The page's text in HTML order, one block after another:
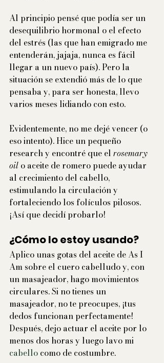
Al principio pensé que podía ser un
desequilibrio hormonal o el efecto
del estrés (las que han emigrado me
entenderán, jajaja, nunca es fácil
llegar a un nuevo país). Pero la
situación se extendió más de lo que
pensaba y, para ser honesta, llevo
varios meses lidiando con esto.
Evidentemente, no me dejé vencer (o
eso intento). Hice un pequeño
research y encontré que el rosemary
oil o aceite de romero puede ayudar
al crecimiento del cabello,
estimulando la circulación y
fortaleciendo los folículos pilosos.
¡Así que decidí probarlo!
¿Cómo lo estoy usando?
Aplico unas gotas del aceite de As I
Am sobre el cuero cabelludo y, con
un masajeador, hago movimientos
circulares. Si no tienes un
masajeador, no te preocupes, ¡tus
dedos funcionan perfectamente!
Después, dejo actuar el aceite por lo
menos dos horas y luego lavo mi
cabello como de costumbre.